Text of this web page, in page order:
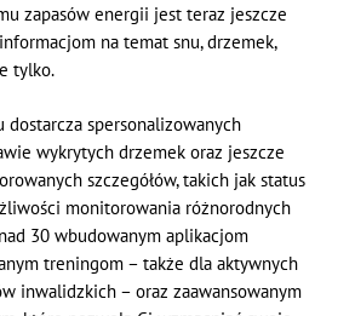
zapasów energii jest teraz jeszcze
na temat snu, drzemek,
tylko.
dostarcza spersonalizowanych
wykrytych drzemek oraz jeszcze
szczegółów, takich jak status
monitorowania różnorodnych
30 wbudowanym aplikacjom
treningom – także dla aktywnych
inwalidzkich – oraz zaawansowanym